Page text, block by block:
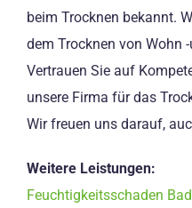
beim Trocknen bekannt.
dem Trocknen von Wohn
Vertrauen Sie auf
unsere Firma für das
Wir freuen uns darauf,
Weitere Leistungen:
Feuchtigkeitsschaden